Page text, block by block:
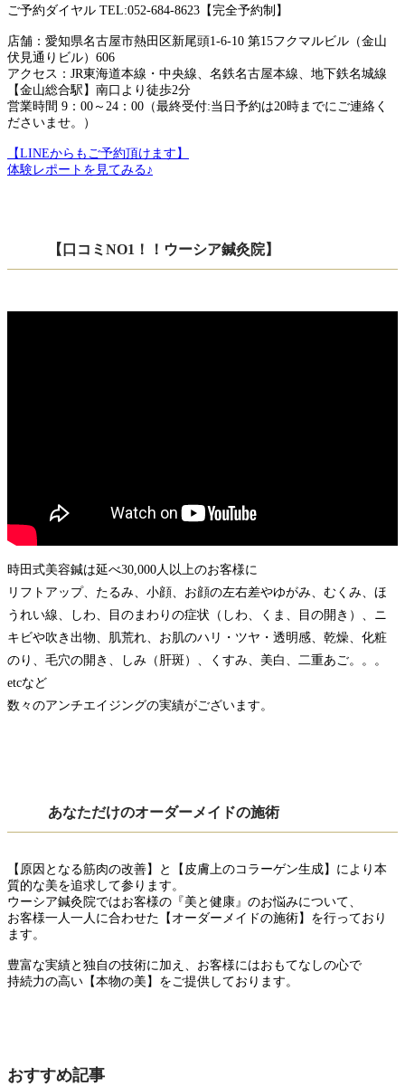
ご予約ダイヤル TEL:052-684-8623【完全予約制】
店舗：愛知県名古屋市熱田区新尾頭1-6-10 第15フクマルビル（金山
伏見通りビル）606
アクセス：JR東海道本線・中央線、名鉄名古屋本線、地下鉄名城線
【金山総合駅】南口より徒歩2分
営業時間 9：00～24：00（最終受付:当日予約は20時までにご連絡く
ださいませ。）
【LINEからもご予約頂けます】
体験レポートを見てみる♪
【口コミNO1！！ウーシア鍼灸院】
時田式美容鍼は延べ30,000人以上のお客様に
リフトアップ、たるみ、小顔、お顔の左右差やゆがみ、むくみ、ほ
うれい線、しわ、目のまわりの症状（しわ、くま、目の開き）、ニ
キビや吹き出物、肌荒れ、お肌のハリ・ツヤ・透明感、乾燥、化粧
のり、毛穴の開き、しみ（肝斑）、くすみ、美白、二重あご。。。
etcなど
数々のアンチエイジングの実績がございます。
あなただけのオーダーメイドの施術
【原因となる筋肉の改善】と【皮膚上のコラーゲン生成】により本
質的な美を追求して参ります。
ウーシア鍼灸院ではお客様の『美と健康』のお悩みについて、
お客様一人一人に合わせた【オーダーメイドの施術】を行っており
ます。
豊富な実績と独自の技術に加え、お客様にはおもてなしの心で
持続力の高い【本物の美】をご提供しております。
おすすめ記事